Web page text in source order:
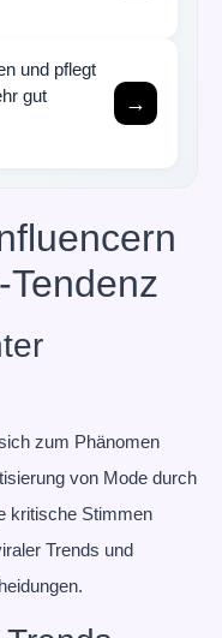
und pflegt
gut
→
zum Phänomen
von Mode durch
kritische Stimmen
Trends und